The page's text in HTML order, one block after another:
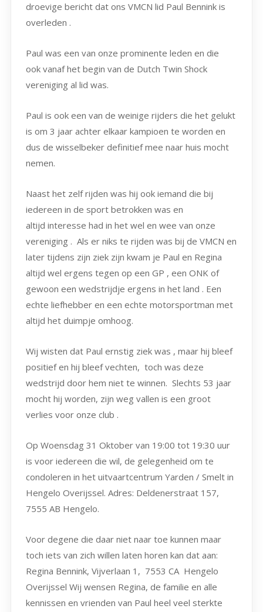
droevige bericht dat ons VMCN lid Paul Bennink is
overleden .
Paul was een van onze prominente leden en die
ook vanaf het begin van de Dutch Twin Shock
vereniging al lid was.
Paul is ook een van de weinige rijders die het gelukt
is om 3 jaar achter elkaar kampioen te worden en
dus de wisselbeker definitief mee naar huis mocht
nemen.
Naast het zelf rijden was hij ook iemand die bij
iedereen in de sport betrokken was en
altijd interesse had in het wel en wee van onze
vereniging . Als er niks te rijden was bij de VMCN en
later tijdens zijn ziek zijn kwam je Paul en Regina
altijd wel ergens tegen op een GP , een ONK of
gewoon een wedstrijdje ergens in het land . Een
echte liefhebber en een echte motorsportman met
altijd het duimpje omhoog.
Wij wisten dat Paul ernstig ziek was , maar hij bleef
positief en hij bleef vechten, toch was deze
wedstrijd door hem niet te winnen. Slechts 53 jaar
mocht hij worden, zijn weg vallen is een groot
verlies voor onze club .
Op Woensdag 31 Oktober van 19:00 tot 19:30 uur
is voor iedereen die wil, de gelegenheid om te
condoleren in het uitvaartcentrum Yarden / Smelt in
Hengelo Overijssel. Adres: Deldenerstraat 157,
7555 AB Hengelo.
Voor degene die daar niet naar toe kunnen maar
toch iets van zich willen laten horen kan dat aan:
Regina Bennink, Vijverlaan 1, 7553 CA Hengelo
Overijssel Wij wensen Regina, de familie en alle
kennissen en vrienden van Paul heel veel sterkte